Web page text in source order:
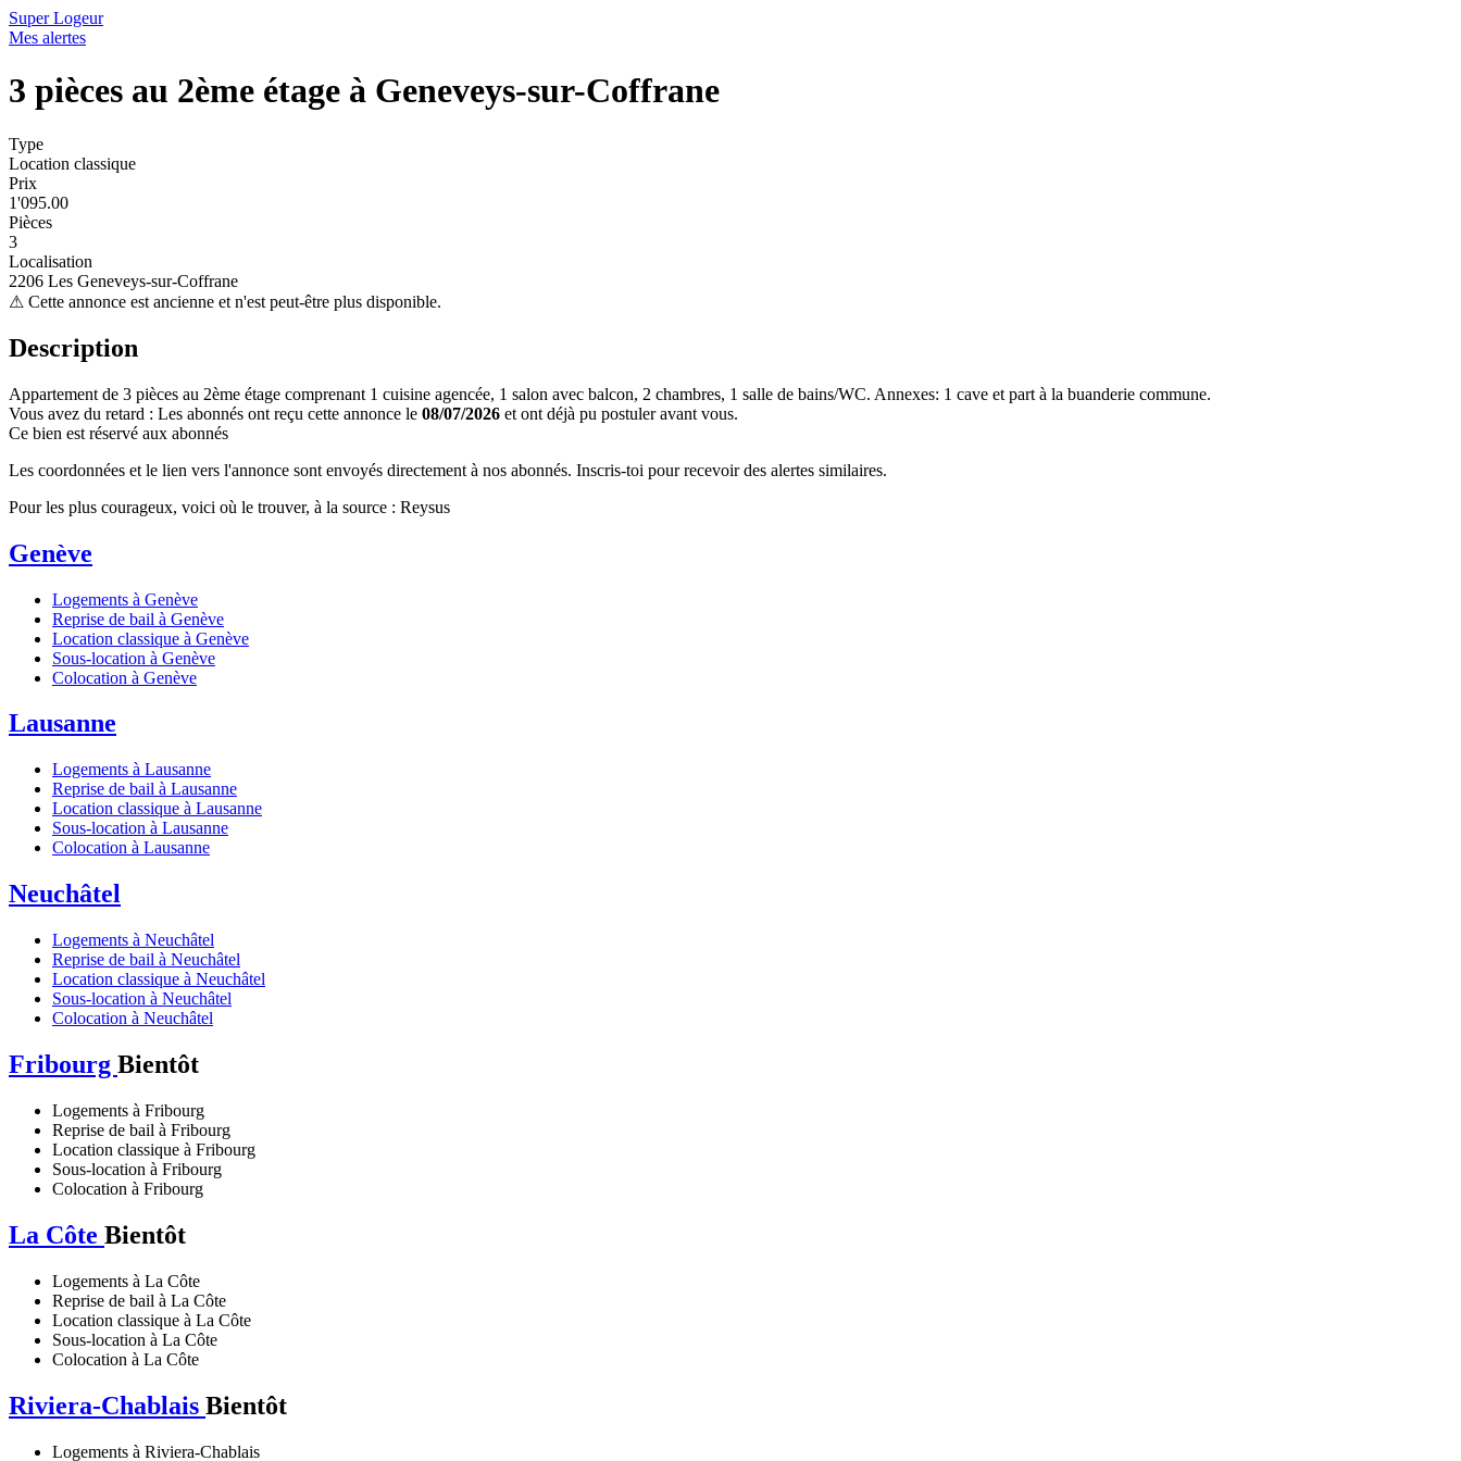
Super Logeur
Mes alertes
3 pièces au 2ème étage à Geneveys-sur-Coffrane
Type
Location classique
Prix
1'095.00
Pièces
3
Localisation
2206 Les Geneveys-sur-Coffrane
⚠ Cette annonce est ancienne et n'est peut-être plus disponible.
Description
Appartement de 3 pièces au 2ème étage comprenant 1 cuisine agencée, 1 salon avec balcon, 2 chambres, 1 salle de bains/WC. Annexes: 1 cave et part à la buanderie commune.
Vous avez du retard : Les abonnés ont reçu cette annonce le 08/07/2026 et ont déjà pu postuler avant vous.
Ce bien est réservé aux abonnés
Les coordonnées et le lien vers l'annonce sont envoyés directement à nos abonnés. Inscris-toi pour recevoir des alertes similaires.
Pour les plus courageux, voici où le trouver, à la source : Reysus
Genève
Logements à Genève
Reprise de bail à Genève
Location classique à Genève
Sous-location à Genève
Colocation à Genève
Lausanne
Logements à Lausanne
Reprise de bail à Lausanne
Location classique à Lausanne
Sous-location à Lausanne
Colocation à Lausanne
Neuchâtel
Logements à Neuchâtel
Reprise de bail à Neuchâtel
Location classique à Neuchâtel
Sous-location à Neuchâtel
Colocation à Neuchâtel
Fribourg Bientôt
Logements à Fribourg
Reprise de bail à Fribourg
Location classique à Fribourg
Sous-location à Fribourg
Colocation à Fribourg
La Côte Bientôt
Logements à La Côte
Reprise de bail à La Côte
Location classique à La Côte
Sous-location à La Côte
Colocation à La Côte
Riviera-Chablais Bientôt
Logements à Riviera-Chablais